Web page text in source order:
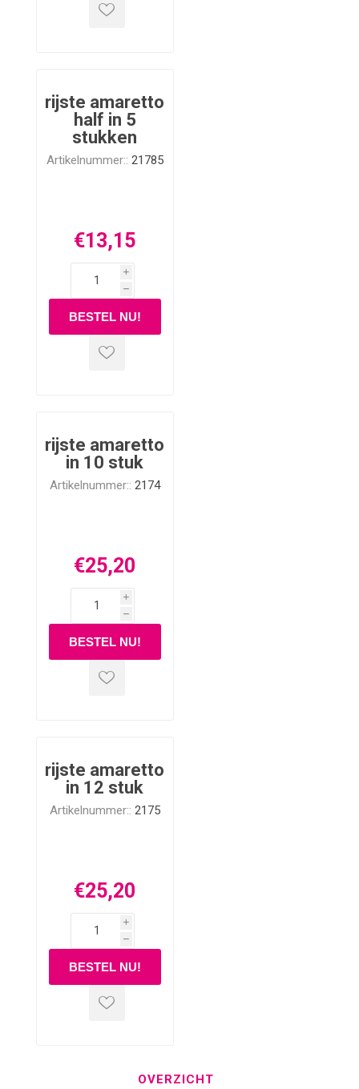
rijste amaretto
half in 5
stukken
Artikelnummer:: 21785
€13,15
i
h
rijste amaretto
in 10 stuk
Artikelnummer:: 2174
€25,20
i
h
rijste amaretto
in 12 stuk
Artikelnummer:: 2175
€25,20
i
h
OVERZICHT